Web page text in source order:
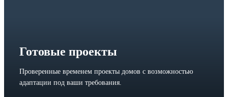
Готовые проекты
Проверенные временем проекты домов с возможностью
адаптации под ваши требования.